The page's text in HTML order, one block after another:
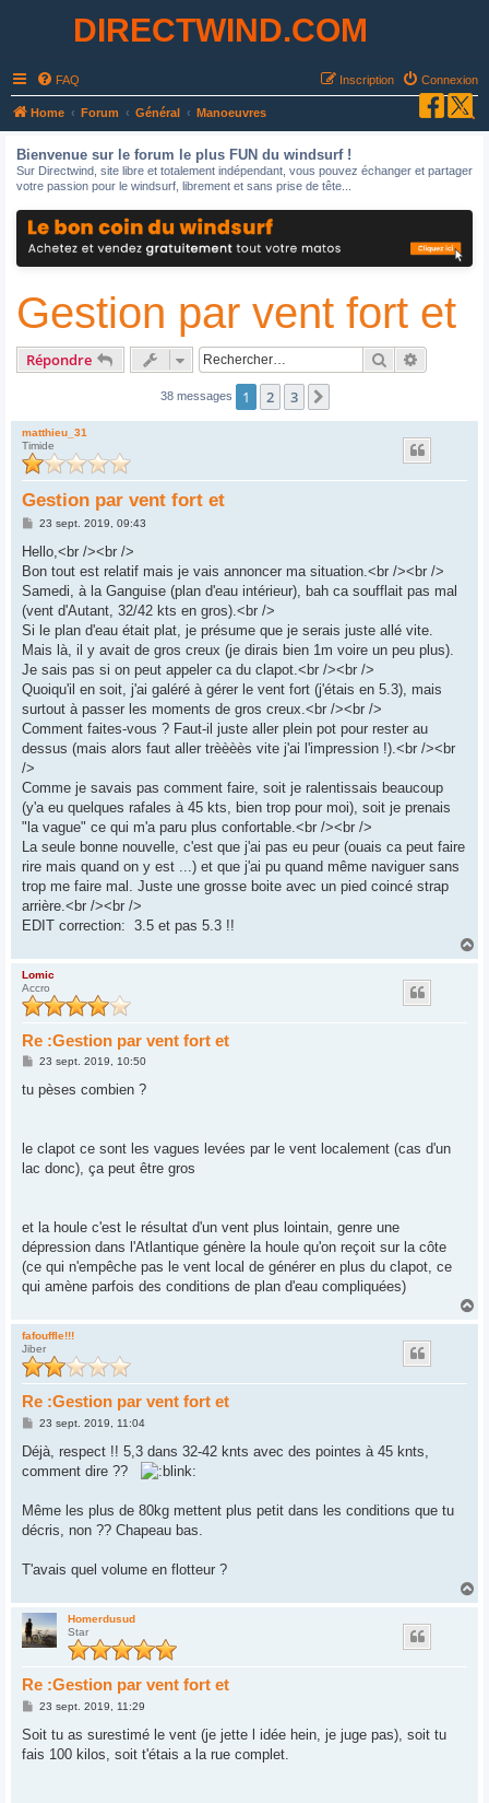
DIRECTWIND.COM
FAQ Connexion
Inscription
Home Forum Général Manoeuvres
Bienvenue sur le forum le plus FUN du windsurf !
Sur Directwind, site libre et totalement indépendant, vous pouvez échanger et partager
votre passion pour le windsurf, librement et sans prise de tête...
Gestion par vent fort et
Répondre Rechercher
38 messages 1 2 3
matthieu_31
Timide
Gestion par vent fort et
M
s
a
g
23 sept. 2019, 09:43
Hello,<br /><br />
Bon tout est relatif mais je vais annoncer ma situation.<br /><br />
Samedi, à la Ganguise (plan d'eau intérieur), bah ca soufflait pas mal
(vent d'Autant, 32/42 kts en gros).<br />
Si le plan d'eau était plat, je présume que je serais juste allé vite.
Mais là, il y avait de gros creux (je dirais bien 1m voire un peu plus).
Je sais pas si on peut appeler ca du clapot.<br /><br />
Quoiqu'il en soit, j'ai galéré à gérer le vent fort (j'étais en 5.3), mais
surtout à passer les moments de gros creux.<br /><br />
Comment faites-vous ? Faut-il juste aller plein pot pour rester au
dessus (mais alors faut aller trèèèès vite j'ai l'impression !).<br /><br
/>
Comme je savais pas comment faire, soit je ralentissais beaucoup
(y'a eu quelques rafales à 45 kts, bien trop pour moi), soit je prenais
"la vague" ce qui m'a paru plus confortable.<br /><br />
La seule bonne nouvelle, c'est que j'ai pas eu peur (ouais ca peut faire
rire mais quand on y est ...) et que j'ai pu quand même naviguer sans
trop me faire mal. Juste une grosse boite avec un pied coincé strap
arrière.<br /><br />
EDIT correction: 3.5 et pas 5.3 !!
a
Lomic
Accro
Re :Gestion par vent fort et
M
s
s
23 sept. 2019, 10:50
tu pèses combien ?
le clapot ce sont les vagues levées par le vent localement (cas d'un
lac donc), ça peut être gros
et la houle c'est le résultat d'un vent plus lointain, genre une
dépression dans l'Atlantique génère la houle qu'on reçoit sur la côte
(ce qui n'empêche pas le vent local de générer en plus du clapot, ce
qui amène parfois des conditions de plan d'eau compliquées)
fafouffle!!!
Jiber
Re :Gestion par vent fort et
M
s
s
a
23 sept. 2019, 11:04
Déjà, respect !! 5,3 dans 32-42 knts avec des pointes à 45 knts,
comment dire ??
Même les plus de 80kg mettent plus petit dans les conditions que tu
décris, non ?? Chapeau bas.
T'avais quel volume en flotteur ?
a
Homerdusud
Star
Re :Gestion par vent fort et
M
s
a
23 sept. 2019, 11:29
Soit tu as surestimé le vent (je jette l idée hein, je juge pas), soit tu
fais 100 kilos, soit t'étais a la rue complet.